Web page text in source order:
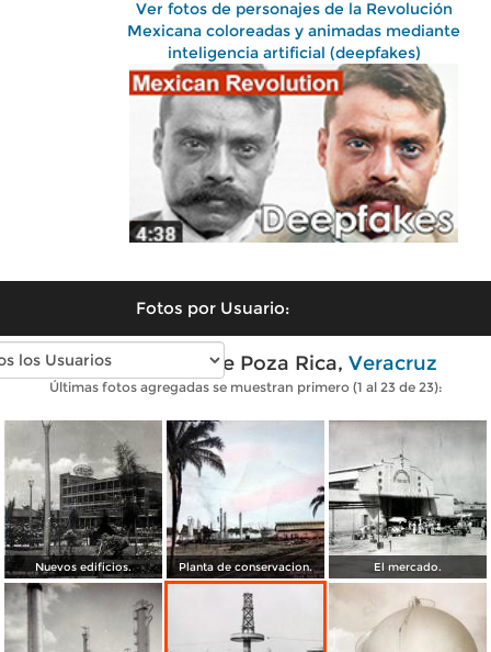
Ver fotos de personajes de la Revolución
Mexicana coloreadas y animadas mediante
inteligencia artificial (deepfakes)
Fotos por Usuario:
Fotos antiguas de Poza Rica, Veracruz
Últimas fotos agregadas se muestran primero (1 al 23 de 23):
Nuevos edificios. Planta de conservacion. El mercado.